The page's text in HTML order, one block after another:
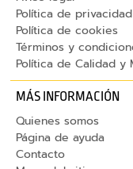
s
A
u
r
c
u
a
Política de privacidad
Política de cookies
Términos y
Política de Calidad y
MÁS INFORMACIÓN
Quienes somos
Página de ayuda
Contacto